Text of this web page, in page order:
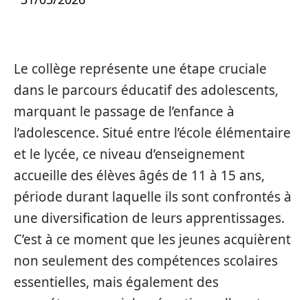
Le collège représente une étape cruciale
dans le parcours éducatif des adolescents,
marquant le passage de l’enfance à
l’adolescence. Situé entre l’école élémentaire
et le lycée, ce niveau d’enseignement
accueille des élèves âgés de 11 à 15 ans,
période durant laquelle ils sont confrontés à
une diversification de leurs apprentissages.
C’est à ce moment que les jeunes acquièrent
non seulement des compétences scolaires
essentielles, mais également des